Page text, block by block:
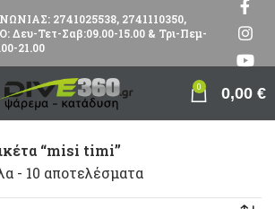
2741025538, 2741110350,
Δευ-Τετ-Σαβ:09.00-15.00 & Τρι-Πεμ-
21.00
0 0,00 €
“misi timi”
- 10 αποτελέσματα